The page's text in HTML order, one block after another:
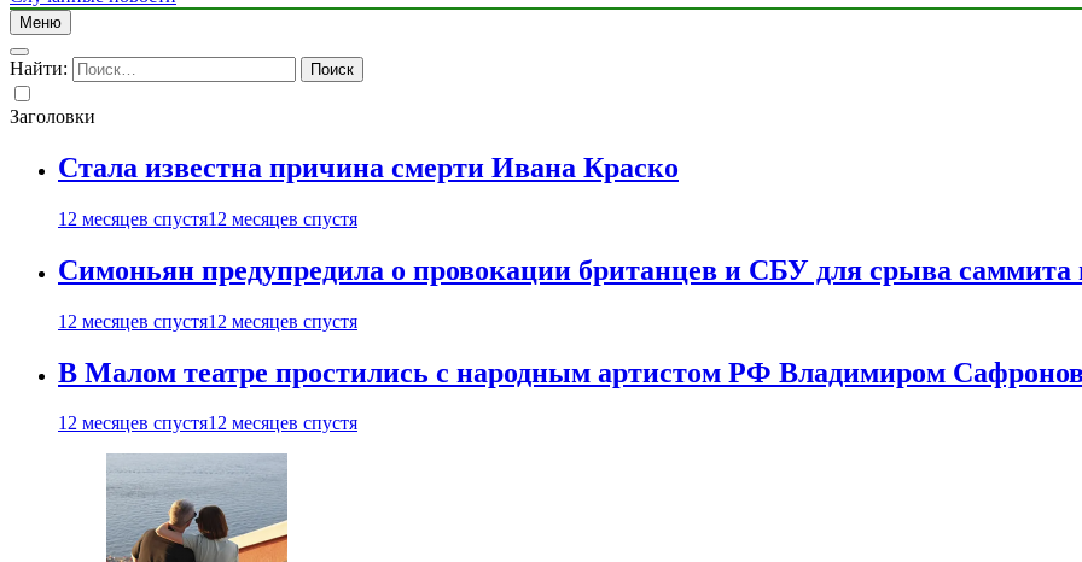
Меню
Найти:
Заголовки
Стала известна причина смерти Ивана Краско
12 месяцев спустя12 месяцев спустя
Симоньян предупредила о провокации британцев и СБУ для срыва саммита
12 месяцев спустя12 месяцев спустя
В Малом театре простились с народным артистом РФ Владимиром
12 месяцев спустя12 месяцев спустя